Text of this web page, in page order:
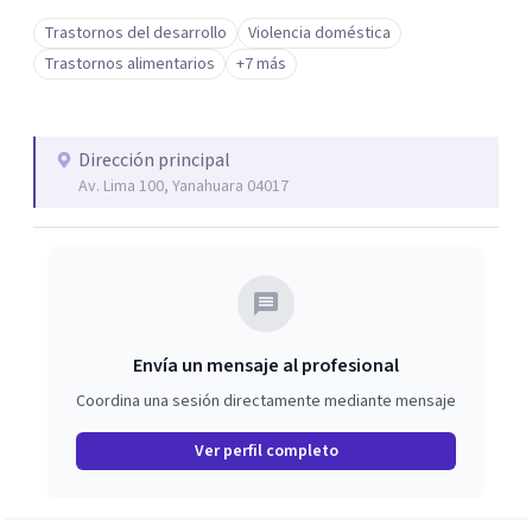
habilidades personales y profesionales que permita una
intervención rápida y oportuna que le permita al paciente
devolverle su equilibrio.
Trastornos del desarrollo
Violencia doméstica
Trastornos alimentarios
+7 más
Dirección principal
Av. Lima 100, Yanahuara 04017
Envía un mensaje al profesional
Coordina una sesión directamente mediante mensaje
Ver perfil completo